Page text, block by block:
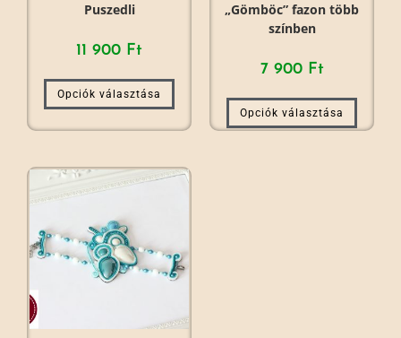
Puszedli
11 900 Ft
Opciók választása
„Gömböc” fazon több
színben
7 900 Ft
Opciók választása